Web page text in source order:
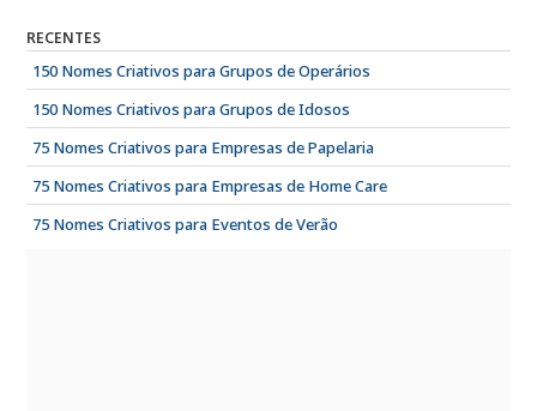
RECENTES
150 Nomes Criativos para Grupos de Operários
150 Nomes Criativos para Grupos de Idosos
75 Nomes Criativos para Empresas de Papelaria
75 Nomes Criativos para Empresas de Home Care
75 Nomes Criativos para Eventos de Verão